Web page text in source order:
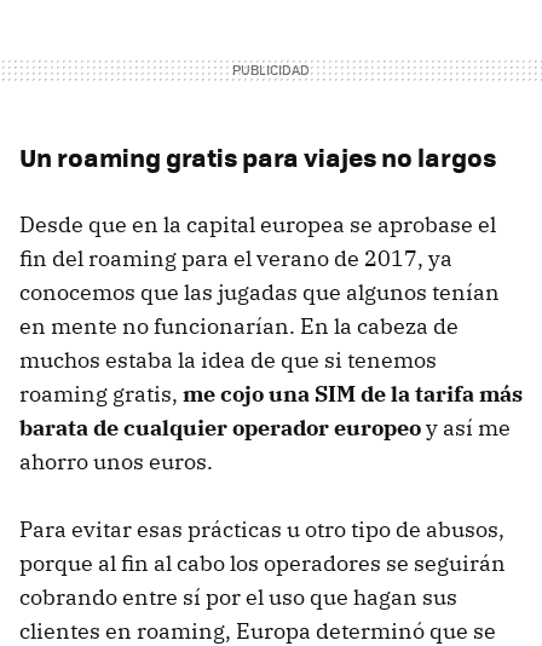
Un roaming gratis para viajes no largos
Desde que en la capital europea se aprobase el
fin del roaming para el verano de 2017, ya
conocemos que las jugadas que algunos tenían
en mente no funcionarían. En la cabeza de
muchos estaba la idea de que si tenemos
roaming gratis, me cojo una SIM de la tarifa más
barata de cualquier operador europeoy así me
ahorro unos euros.
Para evitar esas prácticas u otro tipo de abusos,
porque al fin al cabo los operadores se seguirán
cobrando entre sí por el uso que hagan sus
clientes en roaming, Europa determinó que se